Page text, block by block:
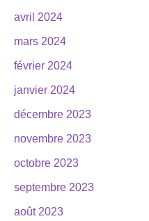
avril 2024
mars 2024
février 2024
janvier 2024
décembre 2023
novembre 2023
octobre 2023
septembre 2023
août 2023